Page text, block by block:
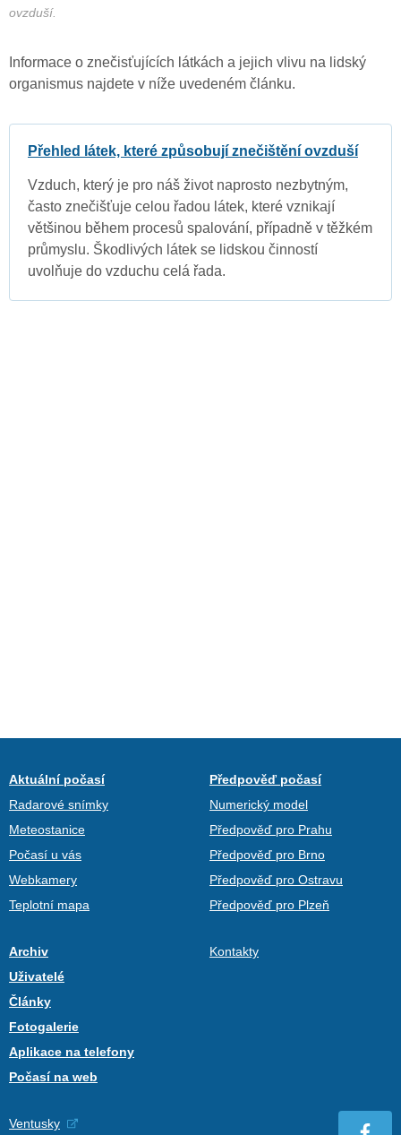
ovzduší.
Informace o znečisťujících látkách a jejich vlivu na lidský
organismus najdete v níže uvedeném článku.
Přehled látek, které způsobují znečištění ovzduší
Vzduch, který je pro náš život naprosto nezbytným,
často znečišťuje celou řadou látek, které vznikají
většinou během procesů spalování, případně v těžkém
průmyslu. Škodlivých látek se lidskou činností
uvolňuje do vzduchu celá řada.
Aktuální počasí
Radarové snímky
Meteostanice
Počasí u vás
Webkamery
Teplotní mapa
Předpověď počasí
Numerický model
Předpověď pro Prahu
Předpověď pro Brno
Předpověď pro Ostravu
Předpověď pro Plzeň
Archiv
Uživatelé
Články
Fotogalerie
Aplikace na telefony
Počasí na web
Kontakty
Ventusky